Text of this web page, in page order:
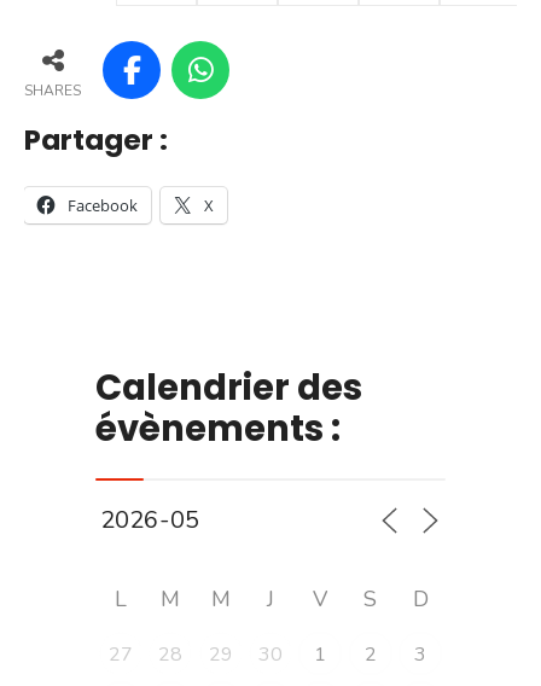
SHARES
Partager :
Facebook X
Calendrier des
évènements :
L M M J V S D
27 28 29 30 1 2
3